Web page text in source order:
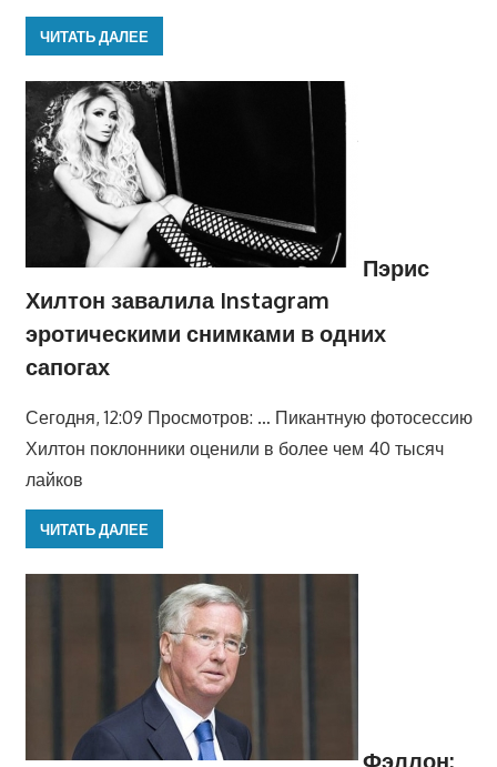
ЧИТАТЬ ДАЛЕЕ
Пэрис
Хилтон завалила Instagram
эротическими снимками в одних
сапогах
Сегодня, 12:09 Просмотров: … Пикантную фотосессию
Хилтон поклонники оценили в более чем 40 тысяч
лайков
ЧИТАТЬ ДАЛЕЕ
Фэллон: